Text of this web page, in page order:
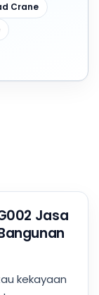
Crane
Jasa
kekayaan